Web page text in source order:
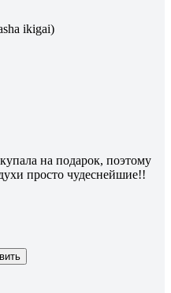
ikigai)
на подарок, поэтому
просто чудеснейшие!!